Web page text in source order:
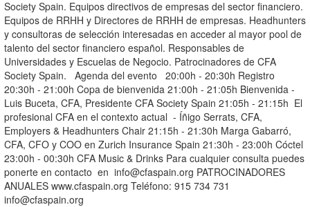
Society Spain. Equipos directivos de empresas del sector financiero.
Equipos de RRHH y Directores de RRHH de empresas. Headhunters
y consultoras de selección interesadas en acceder al mayor pool de
talento del sector financiero español. Responsables de
Universidades y Escuelas de Negocio. Patrocinadores de CFA
Society Spain. Agenda del evento 20:00h - 20:30h Registro
20:30h - 21:00h Copa de bienvenida 21:00h - 21:05h Bienvenida -
Luis Buceta, CFA, Presidente CFA Society Spain 21:05h - 21:15h El
profesional CFA en el contexto actual - Íñigo Serrats, CFA,
Employers & Headhunters Chair 21:15h - 21:30h Marga Gabarró,
CFA, CFO y COO en Zurich Insurance Spain 21:30h - 23:00h Cóctel
23:00h - 00:30h CFA Music & Drinks Para cualquier consulta puedes
ponerte en contacto en info@cfaspain.org PATROCINADORES
ANUALES www.cfaspain.org Teléfono: 915 734 731
info@cfaspain.org